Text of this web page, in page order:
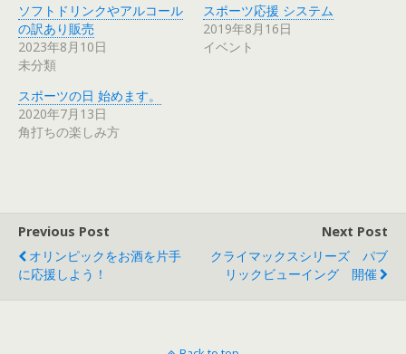
ソフトドリンクやアルコール
の訳あり販売
2023年8月10日
未分類
スポーツ応援 システム
2019年8月16日
イベント
スポーツの日 始めます。
2020年7月13日
角打ちの楽しみ方
Previous Post
オリンピックをお酒を片手
に応援しよう！
Next Post
クライマックスシリーズ パブ
リックビューイング 開催